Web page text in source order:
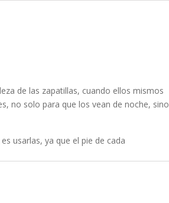
de las zapatillas, cuando ellos mismos
no solo para que los vean de noche, sino
usarlas, ya que el pie de cada